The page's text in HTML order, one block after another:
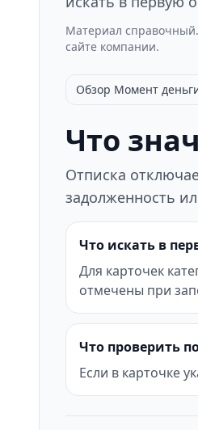
Материал
сайте компании.
Обзор Момент
Что
Отписка
задолженность
Что искать в
Для карточек
отмечены при
Что проверить
Если в карточке